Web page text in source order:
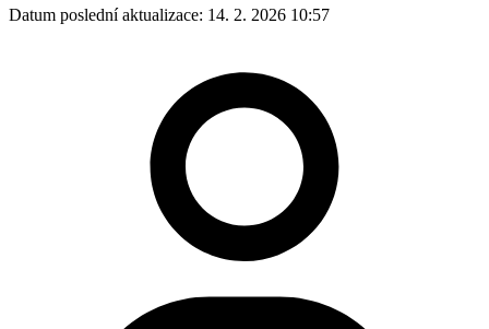
Datum poslední aktualizace: 14. 2. 2026 10:57